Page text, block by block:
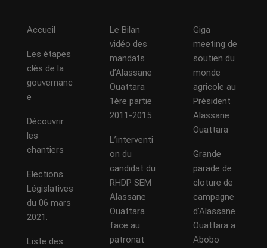
Accueil
Les étapes
clés de la
gouvernanc
e
Découvrir
les
chantiers
Elections
Législatives
du 06 mars
2021.
Liste des
Le Bilan
vidéo des
mandats
d’Alassane
Ouattara
1ère partie
2011-2015
L’interventi
on du
candidat du
RHDP SEM
Alassane
Ouattara
face au
patronat
Giga
meeting de
soutien du
monde
agricole au
Président
Alassane
Ouattara
Grande
parade de
cloture de
campagne
d’Alassane
Ouattara a
Abobo